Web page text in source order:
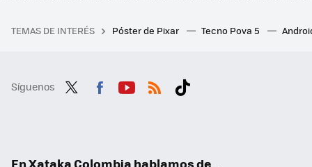
TEMAS DE INTERÉS Póster de Pixar Tecno Pova 5
Síguenos